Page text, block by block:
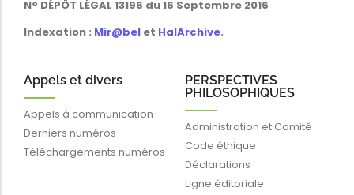
N° DÉPÔT LÉGAL 13196 du 16 Septembre 2016
Indexation : Mir@bel et HalArchive.
Appels et divers
Appels à communication
Derniers numéros
Téléchargements numéros
PERSPECTIVES
PHILOSOPHIQUES
Administration et Comité
Code éthique
Déclarations
Ligne éditoriale